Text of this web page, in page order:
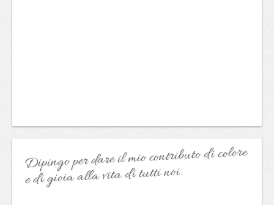
Dipingo per dare il mio contributo di colore
e di gioia alla vita di tutti noi.